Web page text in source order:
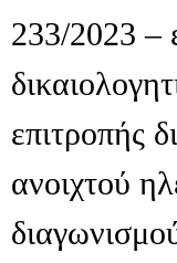
233/2023 –
επιτροπής
ανοιχτού